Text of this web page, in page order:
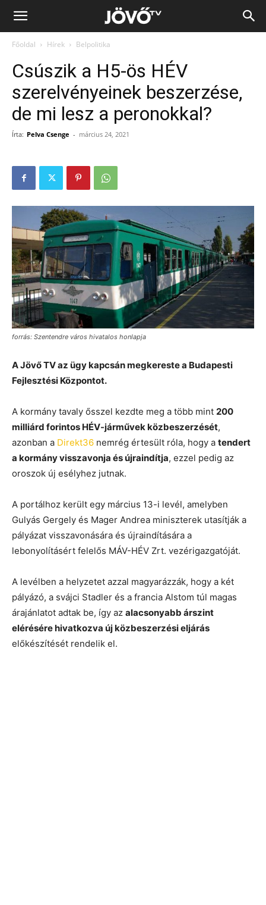
Jövő
Főoldal Hírek Belpolitika
Csúszik a H5-ös HÉV
szerelvényeinek beszerzése,
de mi lesz a peronokkal?
Írta: Pelva Csenge - március 24, 2021
forrás: Szentendre város hivatalos honlapja
A Jövő TV az ügy kapcsán megkereste a Budapesti
Fejlesztési Központot.
A kormány tavaly ősszel kezdte meg a több mint 200
milliárd forintos HÉV-járművek közbeszerzését,
azonban a Direkt36 nemrég értesült róla, hogy a tendert
a kormány visszavonja és újraindítja, ezzel pedig az
oroszok új esélyhez jutnak.
A portálhoz került egy március 13-i levél, amelyben
Gulyás Gergely és Mager Andrea miniszterek utasítják a
pályázat visszavonására és újraindítására a
lebonyolításért felelős MÁV-HÉV Zrt. vezérigazgatóját.
A levélben a helyzetet azzal magyarázzák, hogy a két
pályázó, a svájci Stadler és a francia Alstom túl magas
árajánlatot adtak be, így az alacsonyabb árszint
elérésére hivatkozva új közbeszerzési eljárás
előkészítését rendelik el.